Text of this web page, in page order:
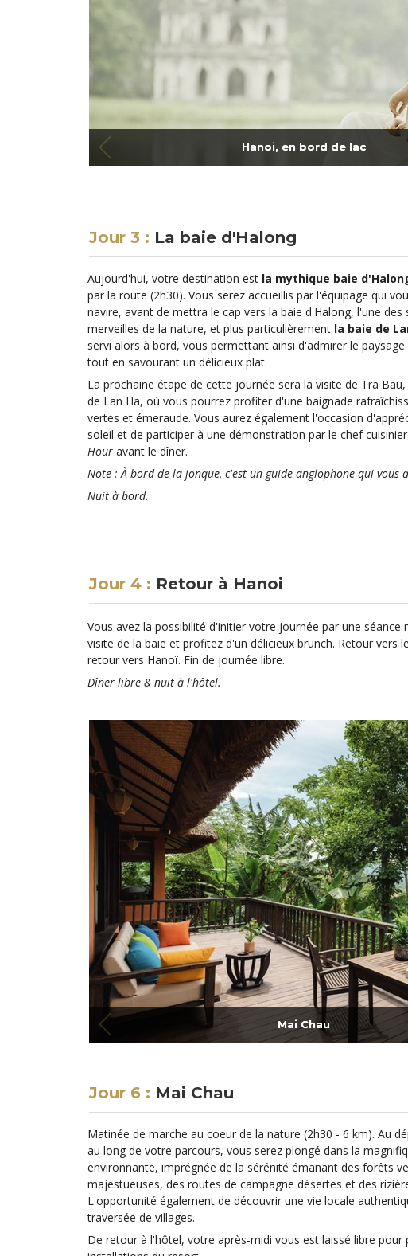
Hanoi, en bord de lac
Jour 3 : La baie d'Halong
Aujourd'hui, votre destination est la mythique baie
par la route (2h30). Vous serez accueillis par l'équipage qui
navire, avant de mettra le cap vers la baie d'Halong, l'une des
merveilles de la nature, et plus particulièrement la baie de
servi alors à bord, vous permettant ainsi d'admirer le paysage
tout en savourant un délicieux plat.
La prochaine étape de cette journée sera la visite de Tra
de Lan Ha, où vous pourrez profiter d'une baignade
vertes et émeraude. Vous aurez également l'occasion
soleil et de participer à une démonstration par le chef
Houravant le dîner.
Note : À bord de la jonque, c'est un guide anglophone qui vous
Nuit à bord.
Jour 4 : Retour à Hanoi
Vous avez la possibilité d'initier votre journée par une
visite de la baie et profitez d'un délicieux brunch. Retour
retour vers Hanoï. Fin de journée libre.
Dîner libre & nuit à l'hôtel.
Mai Chau
Jour 6 : Mai Chau
Matinée de marche au coeur de la nature (2h30 - 6 km). Au
au long de votre parcours, vous serez plongé dans la
environnante, imprégnée de la sérénité émanant des forêts
majestueuses, des routes de campagne désertes et des
L'opportunité également de découvrir une vie locale
traversée de villages.
De retour à l'hôtel, votre après-midi vous est laissé libre pour